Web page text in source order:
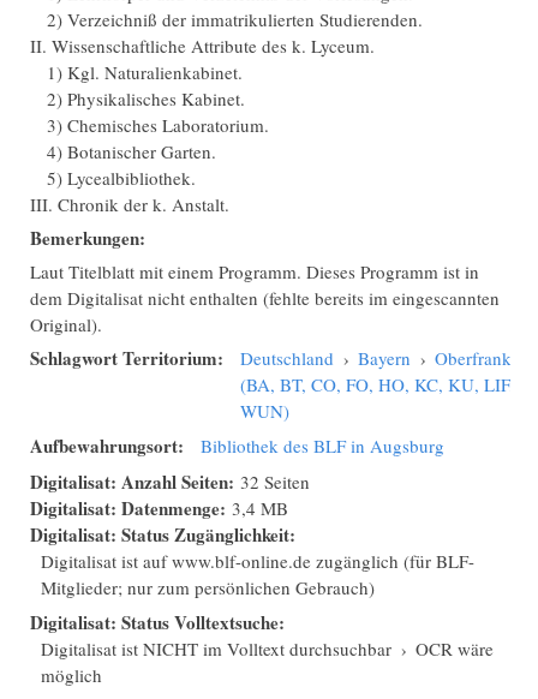
2) Verzeichniß der immatrikulierten Studierenden.
II. Wissenschaftliche Attribute des k. Lyceum.
1) Kgl. Naturalienkabinet.
2) Physikalisches Kabinet.
3) Chemisches Laboratorium.
4) Botanischer Garten.
5) Lycealbibliothek.
III. Chronik der k. Anstalt.
Bemerkungen:
Laut Titelblatt mit einem Programm. Dieses Programm ist in
dem Digitalisat nicht enthalten (fehlte bereits im eingescannten
Original).
Schlagwort Territorium: Deutschland › Bayern › Oberfranken
(BA, BT, CO, FO, HO, KC, KU, LIF,
WUN)
Aufbewahrungsort: Bibliothek des BLF in Augsburg
Digitalisat: Anzahl Seiten: 32 Seiten
Digitalisat: Datenmenge: 3,4 MB
Digitalisat: Status Zugänglichkeit:
Digitalisat ist auf www.blf-online.de zugänglich (für BLF-
Mitglieder; nur zum persönlichen Gebrauch)
Digitalisat: Status Volltextsuche:
Digitalisat ist NICHT im Volltext durchsuchbar › OCR wäre
möglich